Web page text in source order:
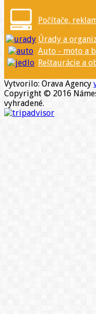
Počítače,
Úrady a
Auto - moto a
Reštaurácie a
Vytvorilo: Orava Agency
Copyright © 2016
vyhradené.